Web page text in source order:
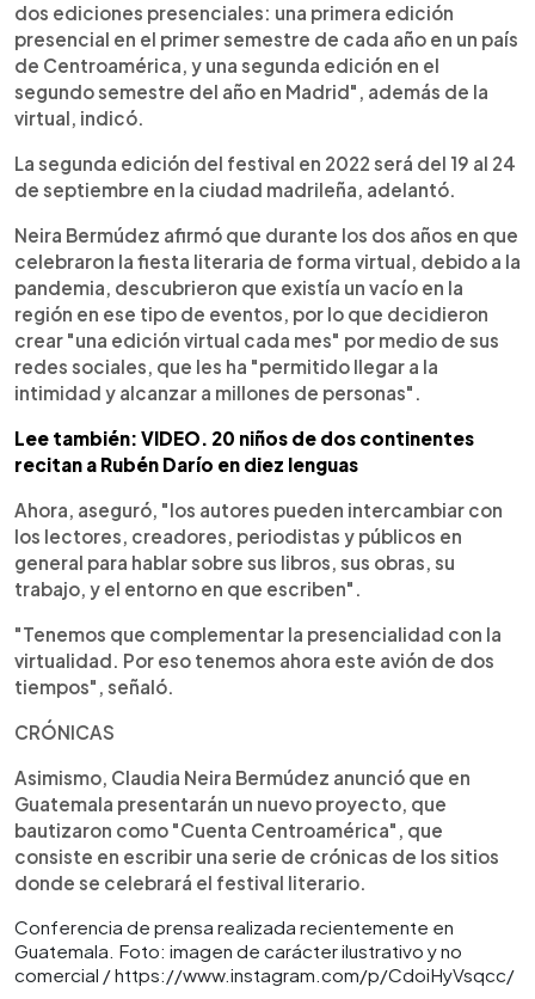
dos ediciones presenciales: una primera edición
presencial en el primer semestre de cada año en un país
de Centroamérica, y una segunda edición en el
segundo semestre del año en Madrid", además de la
virtual, indicó.
La segunda edición del festival en 2022 será del 19 al 24
de septiembre en la ciudad madrileña, adelantó.
Neira Bermúdez afirmó que durante los dos años en que
celebraron la fiesta literaria de forma virtual, debido a la
pandemia, descubrieron que existía un vacío en la
región en ese tipo de eventos, por lo que decidieron
crear "una edición virtual cada mes" por medio de sus
redes sociales, que les ha "permitido llegar a la
intimidad y alcanzar a millones de personas".
Lee también: VIDEO. 20 niños de dos continentes
recitan a Rubén Darío en diez lenguas
Ahora, aseguró, "los autores pueden intercambiar con
los lectores, creadores, periodistas y públicos en
general para hablar sobre sus libros, sus obras, su
trabajo, y el entorno en que escriben".
"Tenemos que complementar la presencialidad con la
virtualidad. Por eso tenemos ahora este avión de dos
tiempos", señaló.
CRÓNICAS
Asimismo, Claudia Neira Bermúdez anunció que en
Guatemala presentarán un nuevo proyecto, que
bautizaron como "Cuenta Centroamérica", que
consiste en escribir una serie de crónicas de los sitios
donde se celebrará el festival literario.
Conferencia de prensa realizada recientemente en
Guatemala. Foto: imagen de carácter ilustrativo y no
comercial / https://www.instagram.com/p/CdoiHyVsqcc/